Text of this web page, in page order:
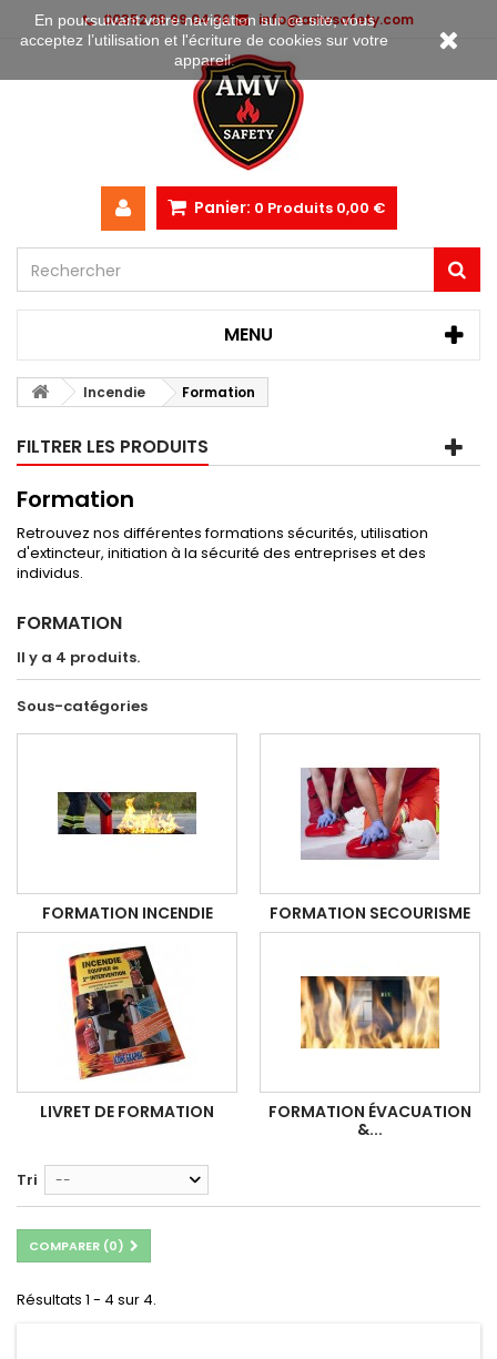
00352 28 99 04 36 info@amvsafety.com
Panier: 0 Produits 0,00 €
MENU
Incendie Formation
FILTRER LES PRODUITS
Formation
Retrouvez nos différentes formations sécurités, utilisation
d'extincteur, initiation à la sécurité des entreprises et des
individus.
FORMATION
Il y a 4 produits.
Sous-catégories
FORMATION INCENDIE FORMATION SECOURISME
LIVRET DE FORMATION
FORMATION ÉVACUATION
&...
Tri --
COMPARER (0)
Résultats 1 - 4 sur 4.
En poursuivant votre navigation sur ce site, vous
acceptez l’utilisation et l'écriture de cookies sur votre
appareil.